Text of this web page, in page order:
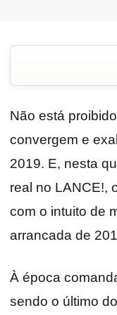
Não está
convergem e
2019. E, nesta
real no LANCE!,
com o intuito de
arrancada de
À época
sendo o último